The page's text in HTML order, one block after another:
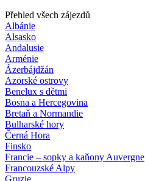
Přehled všech zájezdů
Albánie
Alsasko
Andalusie
Arménie
Ázerbájdžán
Azorské ostrovy
Benelux s dětmi
Bosna a Hercegovina
Bretaň a Normandie
Bulharské hory
Černá Hora
Finsko
Francie – sopky a kaňony Auvergne
Francouzské Alpy
Gruzie